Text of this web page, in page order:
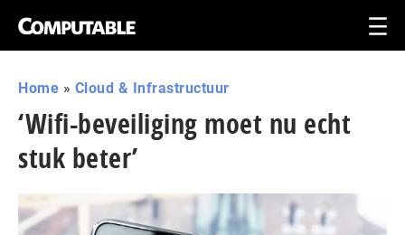
Home » Cloud & Infrastructuur
‘Wifi-beveiliging moet nu echt
stuk beter’